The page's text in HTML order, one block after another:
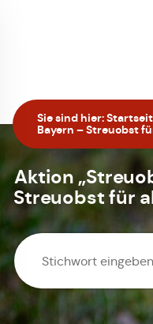
Sie sind hier:
Bayern – Streuobst
Aktion
Streuobst für